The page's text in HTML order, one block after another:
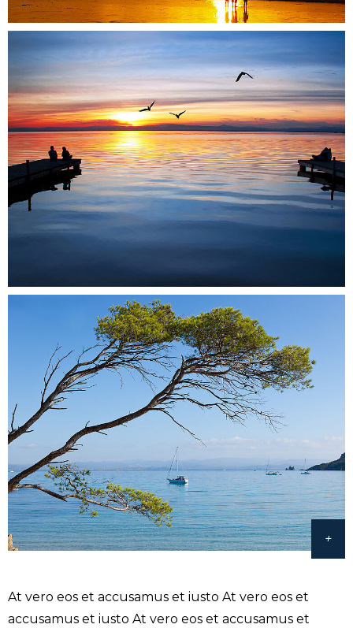
At vero eos et accusamus et iusto At vero eos et
accusamus et iusto At vero eos et accusamus et